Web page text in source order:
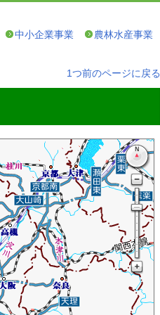
中小企業事業 農林水産事業
1つ前のページに戻る